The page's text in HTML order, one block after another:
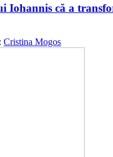
Iohannis că a
Cristina Mogos